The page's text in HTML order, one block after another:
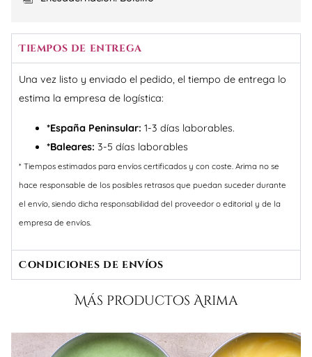
Tiempos de entrega
Una vez listo y enviado el pedido, el tiempo de entrega lo
estima la empresa de logística:
*España Peninsular: 1-3 días laborables.
*Baleares: 3-5 días laborables
* Tiempos estimados para envíos certificados y con coste. Arima no se
hace responsable de los posibles retrasos que puedan suceder durante
el envío, siendo dicha responsabilidad del proveedor o editorial y de la
empresa de envíos.
Condiciones de envíos
Más productos Arima